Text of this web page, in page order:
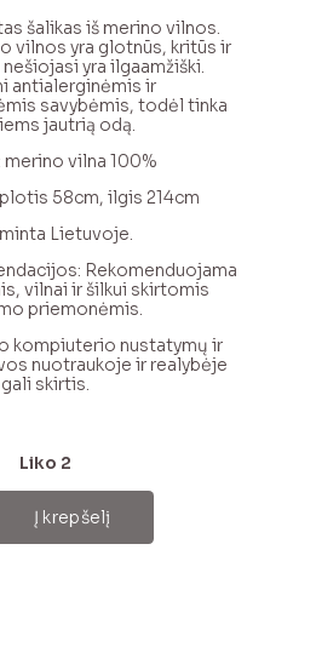
šalikas iš merino vilnos.
vilnos yra glotnūs, kritūs ir
yra ilgaamžiški.
antialerginėmis ir
savybėmis, todėl tinka
jautrią odą.
merino vilna 100%
58cm, ilgis 214cm
Lietuvoje.
Rekomenduojama
vilnai ir šilkui skirtomis
priemonėmis.
kompiuterio nustatymų ir
nuotraukoje ir realybėje
gali skirtis.
Liko 2
Į krepšelį